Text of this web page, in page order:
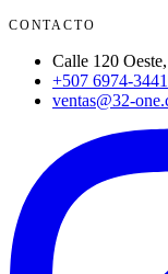
CONTACTO
Calle 120
+507 6974-3441
ventas@32-